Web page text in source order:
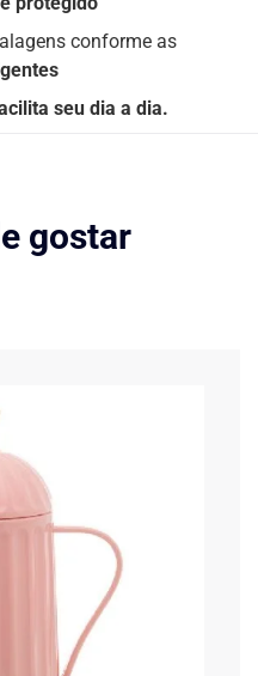
conforme as
seu dia a dia.
gostar